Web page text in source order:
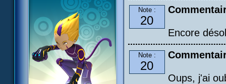
Note :
20
Encore
Note :
20
Oups, j'ai